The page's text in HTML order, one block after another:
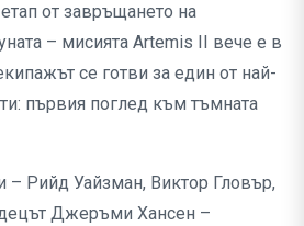
от завръщането на
– мисията Artemis II вече е в
се готви за един от най-
първия поглед към тъмната
– Рийд Уайзман, Виктор Гловър,
Джеръми Хансен –